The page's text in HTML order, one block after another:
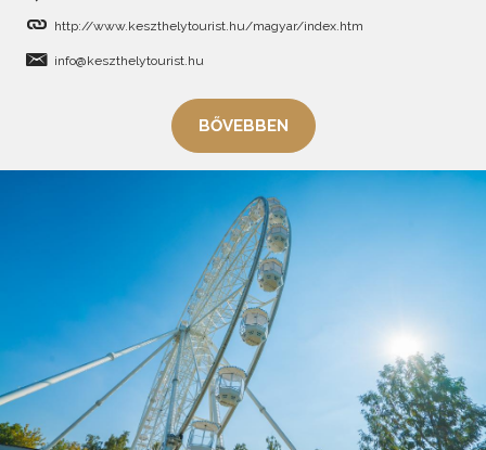
http://www.keszthelytourist.hu/magyar/index.htm
info@keszthelytourist.hu
BŐVEBBEN